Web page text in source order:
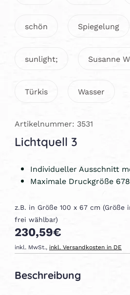
schön Spiegelung
sunlight; Susanne
Türkis Wasser
Artikelnummer: 3531
Lichtquell 3
Individueller Ausschnitt
Maximale Druckgröße
z.B. in Größe 100 x 67 cm
frei wählbar)
230,59€
inkl. MwSt., inkl. Versandkosten in DE
Beschreibung